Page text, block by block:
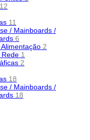
12
11
/ Mainboards /
6
2
Rede 1
2
18
/ Mainboards /
18